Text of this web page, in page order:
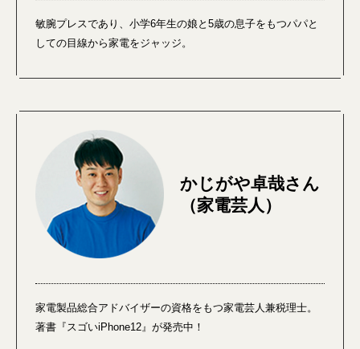
敏腕プレスであり、小学6年生の娘と5歳の息子をもつパパと
しての目線から家電をジャッジ。
かじがや卓哉さん
（家電芸人）
家電製品総合アドバイザーの資格をもつ家電芸人兼税理士。
著書『スゴいiPhone12』が発売中！